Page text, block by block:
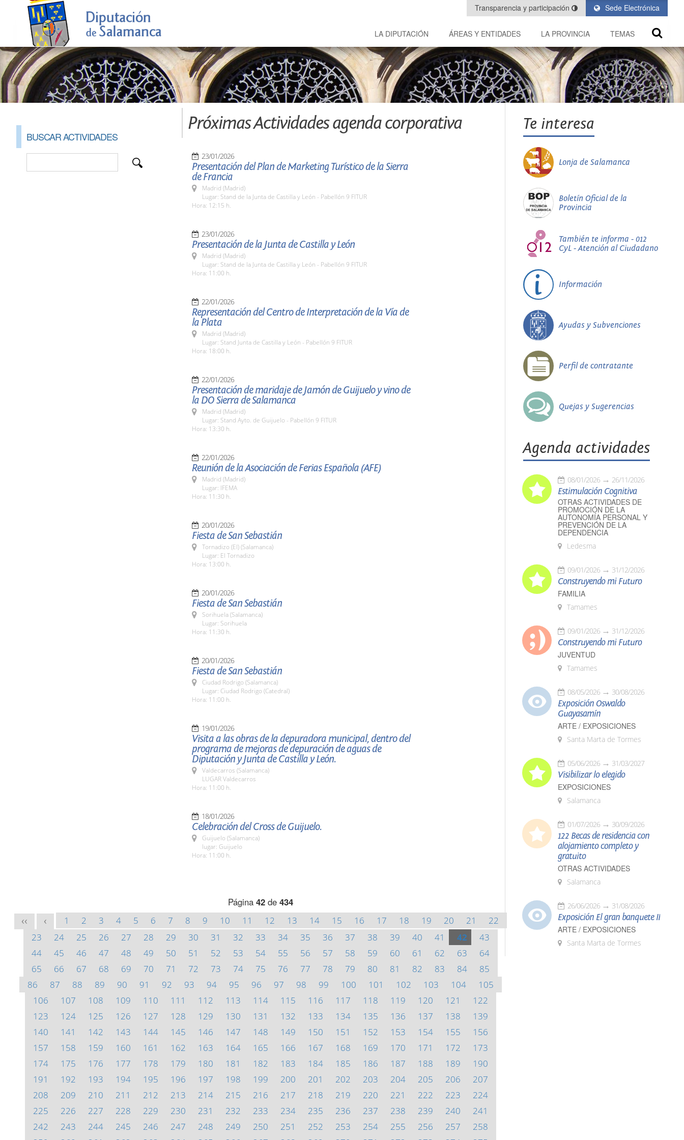
Sede Electrónica
Transparencia y participación
LA DIPUTACIÓN ÁREAS Y ENTIDADES LA PROVINCIA TEMAS
BUSCAR ACTIVIDADES
Próximas Actividades agenda corporativa
23/01/2026
Presentación del Plan de Marketing Turístico de la Sierra
de Francia
Madrid (Madrid)
Lugar: Stand de la Junta de Castilla y León - Pabellón 9 FITUR
Hora: 12:15 h.
23/01/2026
Presentación de la Junta de Castilla y León
Madrid (Madrid)
Lugar: Stand de la Junta de Castilla y León - Pabellón 9 FITUR
Hora: 11:00 h.
22/01/2026
Representación del Centro de Interpretación de la Vía de
la Plata
Madrid (Madrid)
Lugar: Stand Junta de Castilla y León - Pabellón 9 FITUR
Hora: 18:00 h.
22/01/2026
Presentación de maridaje de Jamón de Guijuelo y vino de
la DO Sierra de Salamanca
Madrid (Madrid)
Lugar: Stand Ayto. de Guijuelo - Pabellón 9 FITUR
Hora: 13:30 h.
22/01/2026
Reunión de la Asociación de Ferias Española (AFE)
Madrid (Madrid)
Lugar: IFEMA
Hora: 11:30 h.
20/01/2026
Fiesta de San Sebastián
Tornadizo (El) (Salamanca)
Lugar: El Tornadizo
Hora: 13:00 h.
20/01/2026
Fiesta de San Sebastián
Sorihuela (Salamanca)
Lugar: Sorihuela
Hora: 11:30 h.
20/01/2026
Fiesta de San Sebastián
Ciudad Rodrigo (Salamanca)
Lugar: Ciudad Rodrigo (Catedral)
Hora: 11:00 h.
19/01/2026
Visita a las obras de la depuradora municipal, dentro del
programa de mejoras de depuración de aguas de
Diputación y Junta de Castilla y León.
Valdecarros (Salamanca)
LUGAR Valdecarros
Hora: 11:00 h.
18/01/2026
Celebración del Cross de Guijuelo.
Guijuelo (Salamanca)
lugar: Guijuelo
Hora: 11:00 h.
Página 42 de 434
<< < 1 2 3 4 5 6 7 8 9 10 11 12 13 14 15 16 17 18 19 20 21
22
23
24 25 26 27 28 29 30 31 32 33 34 35 36 37 38 39 40 41 42
43
44
45 46 47 48 49 50 51 52 53 54 55 56 57 58 59 60 61 62 63
64
65
66 67 68 69 70 71 72 73 74 75 76 77 78 79 80 81 82 83 84
85
86
87 88 89 90 91 92 93 94 95 96 97 98 99 100 101 102 103 104
105
106
107 108 109 110 111 112 113 114 115 116 117 118 119 120 121
122
123
124 125 126 127 128 129 130 131 132 133 134 135 136 137 138
139
140
141 142 143 144 145 146 147 148 149 150 151 152 153 154 155
156
157
158 159 160 161 162 163 164 165 166 167 168 169 170 171 172
173
174
175 176 177 178 179 180 181 182 183 184 185 186 187 188 189
190
191
192 193 194 195 196 197 198 199 200 201 202 203 204 205 206
207
208
209 210 211 212 213 214 215 216 217 218 219 220 221 222 223
224
225
226 227 228 229 230 231 232 233 234 235 236 237 238 239 240
241
242
243 244 245 246 247 248 249 250 251 252 253 254 255 256 257
258
Te interesa
Lonja de Salamanca
Boletín Oficial de la
Provincia
También te informa - 012
CyL - Atención al Ciudadano
Información
Ayudas y Subvenciones
Perfil de contratante
Quejas y Sugerencias
Agenda actividades
08/01/2026 26/11/2026
Estimulación Cognitiva
OTRAS ACTIVIDADES DE
PROMOCIÓN DE LA
AUTONOMÍA PERSONAL Y
PREVENCIÓN DE LA
DEPENDENCIA
Ledesma
09/01/2026 31/12/2026
Construyendo mi Futuro
FAMILIA
Tamames
09/01/2026 31/12/2026
Construyendo mi Futuro
JUVENTUD
Tamames
08/05/2026 30/08/2026
Exposición Oswaldo
Guayasamín
ARTE / EXPOSICIONES
Santa Marta de Tormes
05/06/2026 31/03/2027
Visibilizar lo elegido
EXPOSICIONES
Salamanca
01/07/2026 30/09/2026
122 Becas de residencia con
alojamiento completo y
gratuito
OTRAS ACTIVIDADES
Salamanca
26/06/2026 31/08/2026
Exposición El gran banquete II
ARTE / EXPOSICIONES
Santa Marta de Tormes